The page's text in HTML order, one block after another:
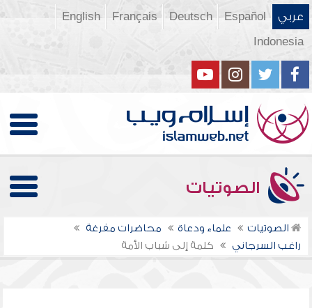
عربي Español
Deutsch
Français
English
Indonesia
الصوتيات
الصوتيات علماء ودعاة
محاضرات مفرغة
راغب السرجاني
كلمة إلى شباب الأمة